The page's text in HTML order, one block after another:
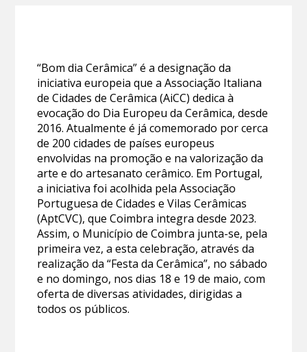
“Bom dia Cerâmica” é a designação da
iniciativa europeia que a Associação Italiana
de Cidades de Cerâmica (AiCC) dedica à
evocação do Dia Europeu da Cerâmica, desde
2016. Atualmente é já comemorado por cerca
de 200 cidades de países europeus
envolvidas na promoção e na valorização da
arte e do artesanato cerâmico. Em Portugal,
a iniciativa foi acolhida pela Associação
Portuguesa de Cidades e Vilas Cerâmicas
(AptCVC), que Coimbra integra desde 2023.
Assim, o Município de Coimbra junta-se, pela
primeira vez, a esta celebração, através da
realização da “Festa da Cerâmica”, no sábado
e no domingo, nos dias 18 e 19 de maio, com
oferta de diversas atividades, dirigidas a
todos os públicos.